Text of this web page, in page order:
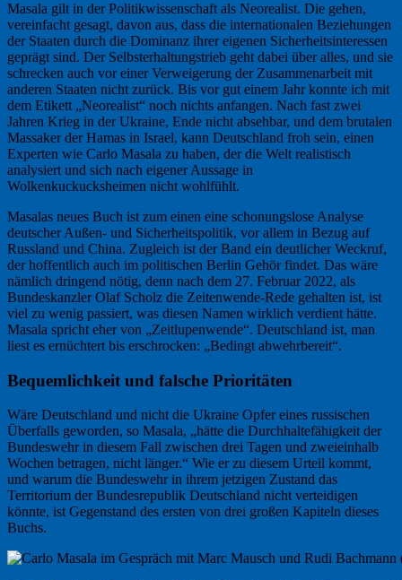
Masala gilt in der Politikwissenschaft als Neorealist. Die gehen,
vereinfacht gesagt, davon aus, dass die internationalen Beziehungen
der Staaten durch die Dominanz ihrer eigenen Sicherheitsinteressen
geprägt sind. Der Selbsterhaltungstrieb geht dabei über alles, und sie
schrecken auch vor einer Verweigerung der Zusammenarbeit mit
anderen Staaten nicht zurück. Bis vor gut einem Jahr konnte ich mit
dem Etikett „Neorealist“ noch nichts anfangen. Nach fast zwei
Jahren Krieg in der Ukraine, Ende nicht absehbar, und dem brutalen
Massaker der Hamas in Israel, kann Deutschland froh sein, einen
Experten wie Carlo Masala zu haben, der die Welt realistisch
analysiert und sich nach eigener Aussage in
Wolkenkuckucksheimen nicht wohlfühlt.
Masalas neues Buch ist zum einen eine schonungslose Analyse
deutscher Außen- und Sicherheitspolitik, vor allem in Bezug auf
Russland und China. Zugleich ist der Band ein deutlicher Weckruf,
der hoffentlich auch im politischen Berlin Gehör findet. Das wäre
nämlich dringend nötig, denn nach dem 27. Februar 2022, als
Bundeskanzler Olaf Scholz die Zeitenwende-Rede gehalten ist, ist
viel zu wenig passiert, was diesen Namen wirklich verdient hätte.
Masala spricht eher von „Zeitlupenwende“. Deutschland ist, man
liest es ernüchtert bis erschrocken: „Bedingt abwehrbereit“.
Bequemlichkeit und falsche Prioritäten
Wäre Deutschland und nicht die Ukraine Opfer eines russischen
Überfalls geworden, so Masala, „hätte die Durchhaltefähigkeit der
Bundeswehr in diesem Fall zwischen drei Tagen und zweieinhalb
Wochen betragen, nicht länger.“ Wie er zu diesem Urteil kommt,
und warum die Bundeswehr in ihrem jetzigen Zustand das
Territorium der Bundesrepublik Deutschland nicht verteidigen
könnte, ist Gegenstand des ersten von drei großen Kapiteln dieses
Buchs.